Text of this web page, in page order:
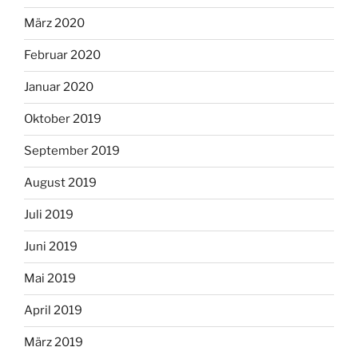
März 2020
Februar 2020
Januar 2020
Oktober 2019
September 2019
August 2019
Juli 2019
Juni 2019
Mai 2019
April 2019
März 2019